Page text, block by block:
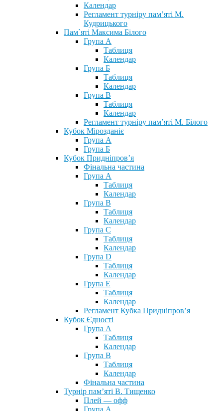
Календар
Регламент турніру пам’яті М.
Кудрицького
Пам`яті Максима Білого
Група А
Таблиця
Календар
Група Б
Таблиця
Календар
Група В
Таблиця
Календар
Регламент турніру пам’яті М. Білого
Кубок Мірозданіє
Група А
Група Б
Кубок Придніпров’я
Фінальна частина
Група А
Таблиця
Календар
Група В
Таблиця
Календар
Група С
Таблиця
Календар
Група D
Таблиця
Календар
Група Е
Таблиця
Календар
Регламент Кубка Придніпров’я
Кубок Єдності
Група А
Таблиця
Календар
Група В
Таблиця
Календар
Фінальна частина
Турнір пам’яті В. Тищенко
Плей — офф
Група А